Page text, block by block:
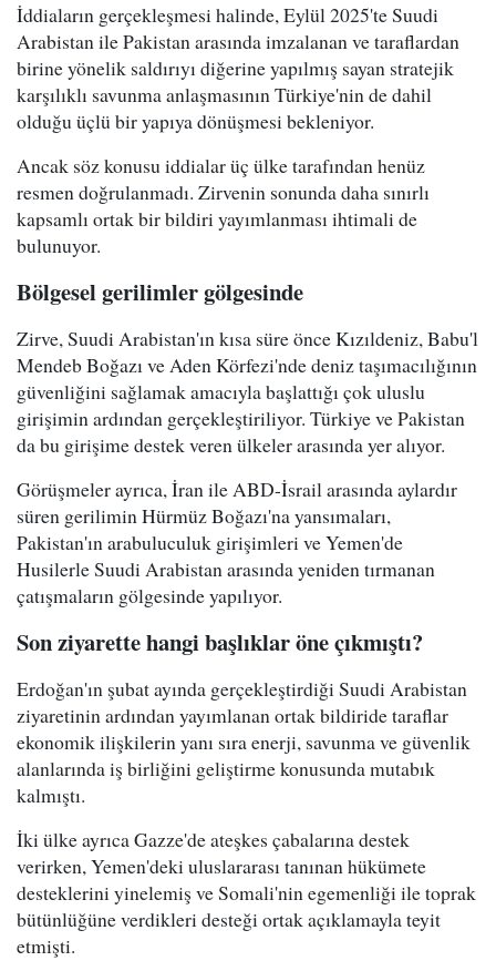
İddiaların gerçekleşmesi halinde, Eylül 2025'te Suudi
Arabistan ile Pakistan arasında imzalanan ve taraflardan
birine yönelik saldırıyı diğerine yapılmış sayan stratejik
karşılıklı savunma anlaşmasının Türkiye'nin de dahil
olduğu üçlü bir yapıya dönüşmesi bekleniyor.
Ancak söz konusu iddialar üç ülke tarafından henüz
resmen doğrulanmadı. Zirvenin sonunda daha sınırlı
kapsamlı ortak bir bildiri yayımlanması ihtimali de
bulunuyor.
Bölgesel gerilimler gölgesinde
Zirve, Suudi Arabistan'ın kısa süre önce Kızıldeniz, Babu'l
Mendeb Boğazı ve Aden Körfezi'nde deniz taşımacılığının
güvenliğini sağlamak amacıyla başlattığı çok uluslu
girişimin ardından gerçekleştiriliyor. Türkiye ve Pakistan
da bu girişime destek veren ülkeler arasında yer alıyor.
Görüşmeler ayrıca, İran ile ABD-İsrail arasında aylardır
süren gerilimin Hürmüz Boğazı'na yansımaları,
Pakistan'ın arabuluculuk girişimleri ve Yemen'de
Husilerle Suudi Arabistan arasında yeniden tırmanan
çatışmaların gölgesinde yapılıyor.
Son ziyarette hangi başlıklar öne çıkmıştı?
Erdoğan'ın şubat ayında gerçekleştirdiği Suudi Arabistan
ziyaretinin ardından yayımlanan ortak bildiride taraflar
ekonomik ilişkilerin yanı sıra enerji, savunma ve güvenlik
alanlarında iş birliğini geliştirme konusunda mutabık
kalmıştı.
İki ülke ayrıca Gazze'de ateşkes çabalarına destek
verirken, Yemen'deki uluslararası tanınan hükümete
desteklerini yinelemiş ve Somali'nin egemenliği ile toprak
bütünlüğüne verdikleri desteği ortak açıklamayla teyit
etmişti.